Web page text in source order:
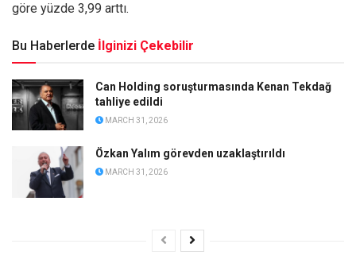
göre yüzde 3,99 arttı.
Bu Haberlerde İlginizi Çekebilir
Can Holding soruşturmasında Kenan Tekdağ
tahliye edildi
MARCH 31, 2026
Özkan Yalım görevden uzaklaştırıldı
MARCH 31, 2026